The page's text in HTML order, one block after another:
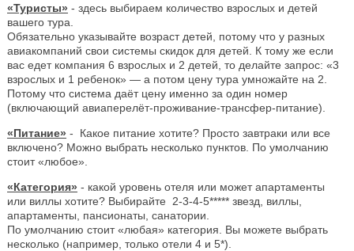
«Туристы» - здесь выбираем количество взрослых и детей
вашего тура.
Обязательно указывайте возраст детей, потому что у разных
авиакомпаний свои системы скидок для детей. К тому же если
вас едет компания 6 взрослых и 2 детей, то делайте запрос: «3
взрослых и 1 ребенок» — а потом цену тура умножайте на 2.
Потому что система даёт цену именно за один номер
(включающий авиаперелёт-проживание-трансфер-питание).
«Питание» - Какое питание хотите? Просто завтраки или все
включено? Можно выбрать несколько пунктов. По умолчанию
стоит «любое».
«Категория» - какой уровень отеля или может апартаменты
или виллы хотите? Выбирайте 2-3-4-5***** звезд, виллы,
апартаменты, пансионаты, санатории.
По умолчанию стоит «любая» категория. Вы можете выбрать
несколько (например, только отели 4 и 5*).